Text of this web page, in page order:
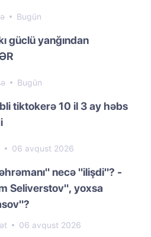
Bugün
güclü yanğından
Bugün
tiktokerə 10 il 3 ay həbs
06 avqust 2026
necə "ilişdi"? -
Seliverstov", yoxsa
06 avqust 2026